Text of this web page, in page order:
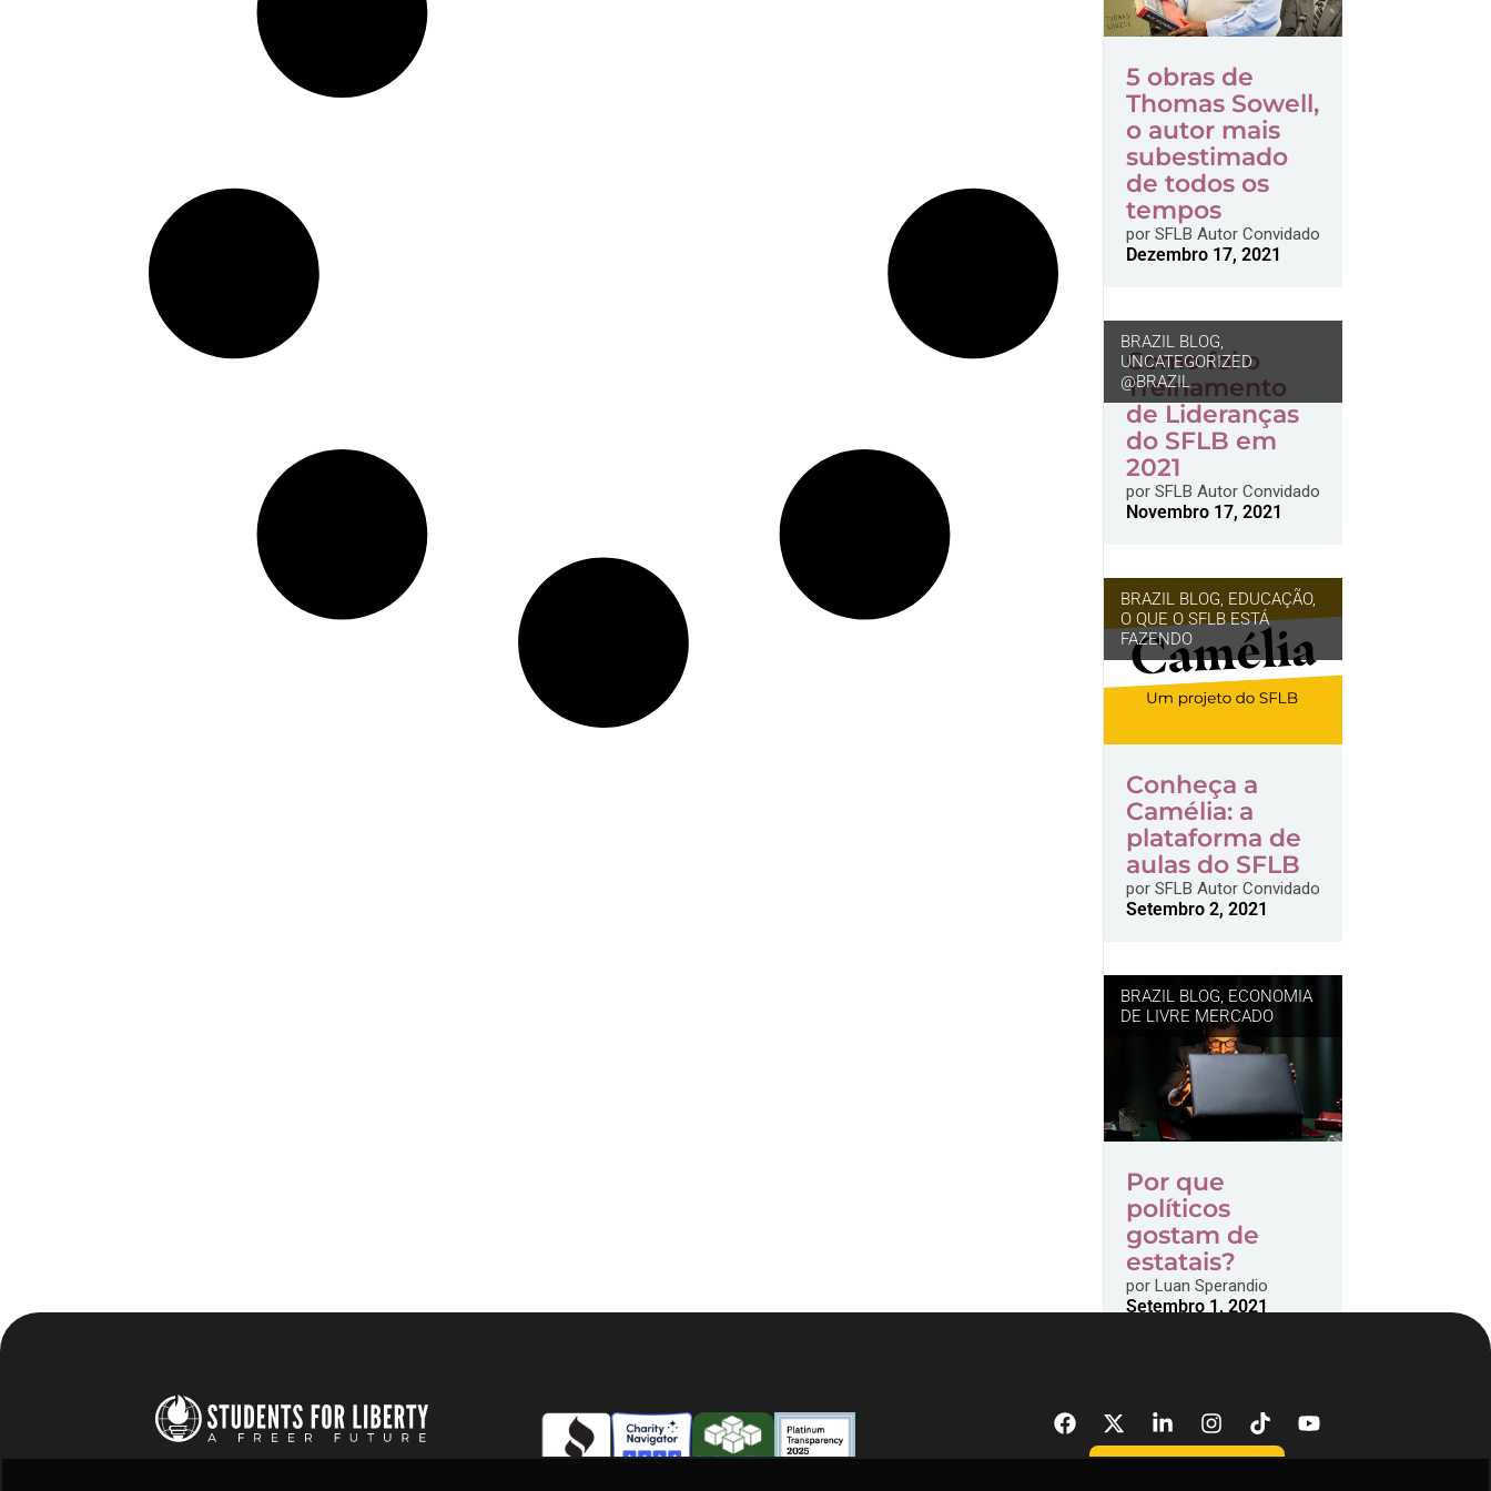
5 obras de
Thomas Sowell,
o autor mais
subestimado
de todos os
tempos
porSFLB Autor Convidado
Dezembro 17, 2021
BRAZIL BLOG,
UNCATEGORIZED
@BRAZIL
Como foi o
Treinamento
de Lideranças
do SFLB em
2021
porSFLB Autor Convidado
Novembro 17, 2021
BRAZIL BLOG, EDUCAÇÃO,
O QUE O SFLB ESTÁ
FAZENDO
Conheça a
Camélia: a
plataforma de
aulas do SFLB
porSFLB Autor Convidado
Setembro 2, 2021
BRAZIL BLOG, ECONOMIA
DE LIVRE MERCADO
Por que
políticos
gostam de
estatais?
porLuan Sperandio
Setembro 1, 2021